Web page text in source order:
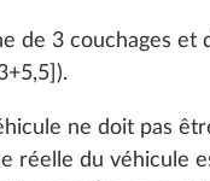
1
de 3 couchages et
ne doit pas
réelle du véhicule